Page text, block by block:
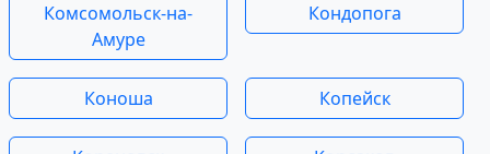
Комсомольск-на-
Амуре
Кондопога
Коноша Копейск